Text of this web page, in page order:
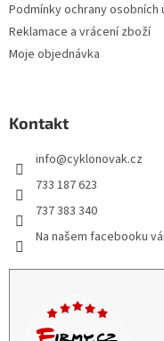
Podmínky ochrany osobních
Reklamace a vrácení zboží
Moje objednávka
Kontakt
info@cyklonovak.cz
733 187 623
737 383 340
Na našem facebooku